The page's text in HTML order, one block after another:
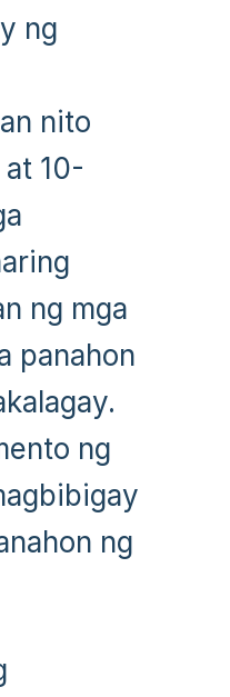
ng
nito
10-
ng mga
panahon
ng
ng